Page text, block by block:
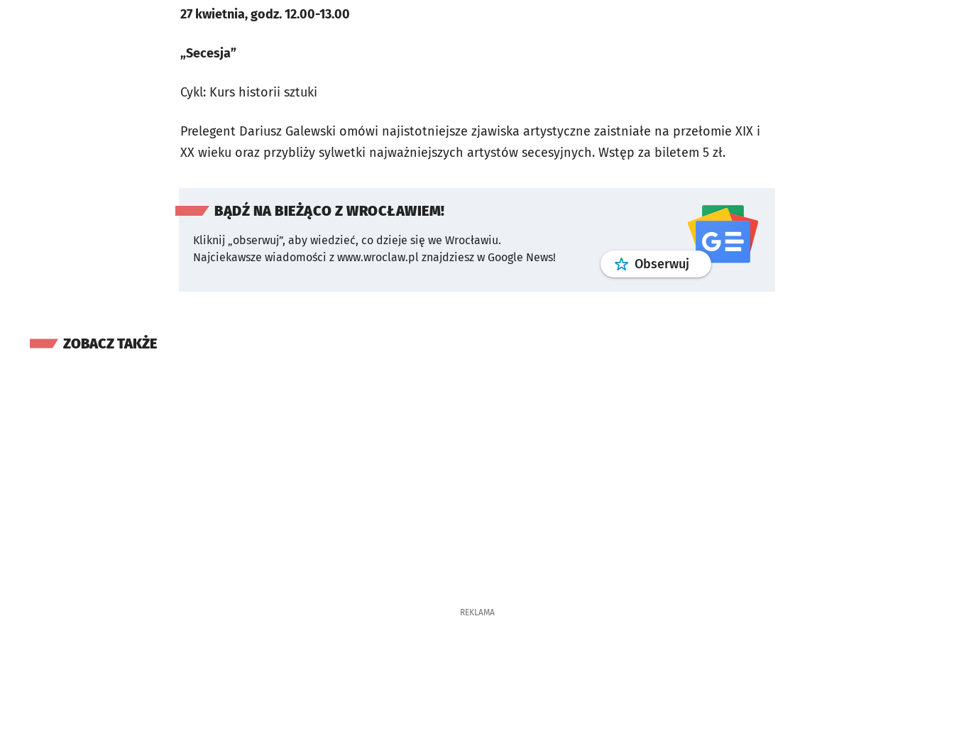
27 kwietnia, godz. 12.00-13.00
„Secesja”
Cykl: Kurs historii sztuki
Prelegent Dariusz Galewski omówi najistotniejsze zjawiska artystyczne zaistniałe na przełomie XIX i
XX wieku oraz przybliży sylwetki najważniejszych artystów secesyjnych. Wstęp za biletem 5 zł.
BĄDŹ NA BIEŻĄCO Z WROCŁAWIEM!
Kliknij „obserwuj”, aby wiedzieć, co dzieje się we Wrocławiu.
Najciekawsze wiadomości z www.wroclaw.pl znajdziesz w Google News!
Obserwuj profilgoogle news
ZOBACZ TAKŻE
REKLAMA